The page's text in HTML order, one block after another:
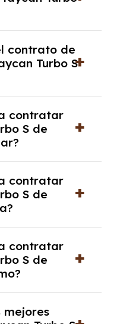
tipo de entrada
el proveedor
de viabilidad
contrato de
Turbo S
por
importante revisar
y hablar con un
contratar
S de
de solvencia
contratar
S de
en algunos
de la empresa
contratar
S de
y, en
mejores